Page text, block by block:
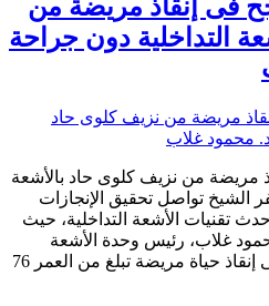
فى إنقاذ مريضة من
التداخلية دون جراحة
مريضة من نزيف كلوى حاد بالأشعة
الشيخ تواصل تحقيق الإنجازات
تقنيات الأشعة التداخلية، حيث
غلاب، رئيس وحدة الأشعة
التداخلية بجامعة كفر الشيخ، فى إنقاذ حياة مريضة تبلغ من العمر 76